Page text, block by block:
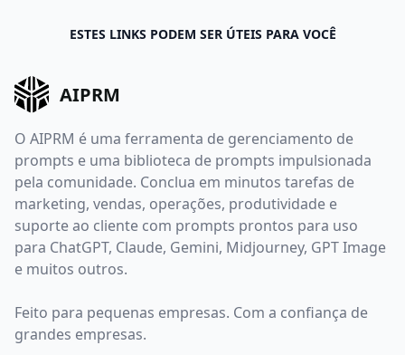
ESTES LINKS PODEM SER ÚTEIS PARA VOCÊ
AIPRM
O AIPRM é uma ferramenta de gerenciamento de
prompts e uma biblioteca de prompts impulsionada
pela comunidade. Conclua em minutos tarefas de
marketing, vendas, operações, produtividade e
suporte ao cliente com prompts prontos para uso
para ChatGPT, Claude, Gemini, Midjourney, GPT Image
e muitos outros.
Feito para pequenas empresas. Com a confiança de
grandes empresas.